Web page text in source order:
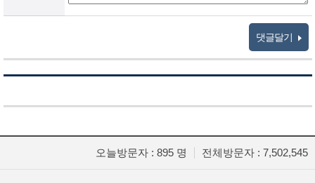
댓글달기
전체방문자 : 7,502,545
오늘방문자 : 895 명